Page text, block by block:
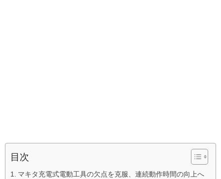
目次
マキタ充電式電動工具の欠点を克服、連続動作時間の向上へ